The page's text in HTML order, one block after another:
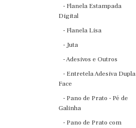
- Flanela Estampada
Digital
- Flanela Lisa
- Juta
- Adesivos e Outros
- Entretela Adesiva Dupla
Face
- Pano de Prato - Pé de
Galinha
- Pano de Prato com